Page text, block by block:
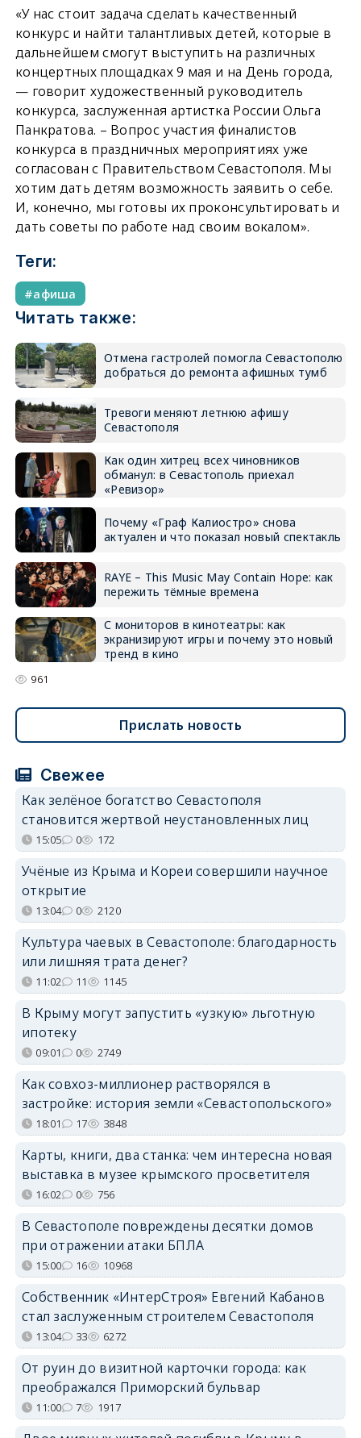
«У нас стоит задача сделать качественный
конкурс и найти талантливых детей, которые в
дальнейшем смогут выступить на различных
концертных площадках 9 мая и на День города,
— говорит художественный руководитель
конкурса, заслуженная артистка России Ольга
Панкратова. – Вопрос участия финалистов
конкурса в праздничных мероприятиях уже
согласован с Правительством Севастополя. Мы
хотим дать детям возможность заявить о себе.
И, конечно, мы готовы их проконсультировать и
дать советы по работе над своим вокалом».
Теги:
афиша
Читать также:
Отмена гастролей помогла Севастополю
добраться до ремонта афишных тумб
Тревоги меняют летнюю афишу
Севастополя
Как один хитрец всех чиновников
обманул: в Севастополь приехал
«Ревизор»
Почему «Граф Калиостро» снова
актуален и что показал новый спектакль
RAYE – This Music May Contain Hope: как
пережить тёмные времена
С мониторов в кинотеатры: как
экранизируют игры и почему это новый
тренд в кино
961
Прислать новость
Свежее
Как зелёное богатство Севастополя
становится жертвой неустановленных лиц
15:05 0 172
Учёные из Крыма и Кореи совершили научное
открытие
13:04 0 2120
Культура чаевых в Севастополе: благодарность
или лишняя трата денег?
11:02 11 1145
В Крыму могут запустить «узкую» льготную
ипотеку
09:01 0 2749
Как совхоз-миллионер растворялся в
застройке: история земли «Севастопольского»
18:01 17 3848
Карты, книги, два станка: чем интересна новая
выставка в музее крымского просветителя
16:02 0 756
В Севастополе повреждены десятки домов
при отражении атаки БПЛА
15:00 16 10968
Собственник «ИнтерСтроя» Евгений Кабанов
стал заслуженным строителем Севастополя
13:04 33 6272
От руин до визитной карточки города: как
преображался Приморский бульвар
11:00 7 1917